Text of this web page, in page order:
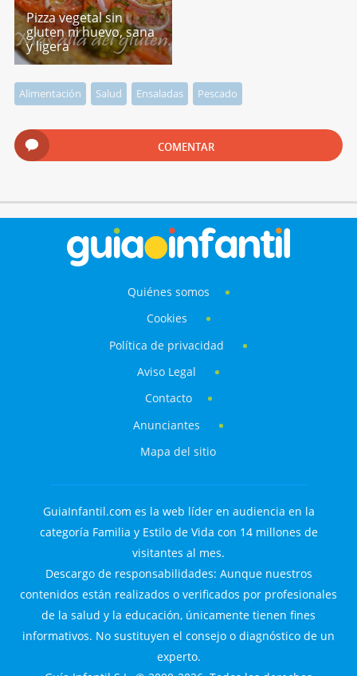
Pizza vegetal sin
gluten ni huevo, sana
y ligera
Alimentación Salud Ensaladas Pescado
COMENTAR
Quiénes somos
Cookies
Política de privacidad
Aviso Legal
Contacto
Anunciantes
Mapa del sitio
GuiaInfantil.com es la web líder en audiencia en la
categoría Familia y Estilo de Vida con 14 millones de
visitantes al mes.
Descargo de responsabilidades: Aunque nuestros
contenidos están realizados o verificados por profesionales
de la salud y la educación, únicamente tienen fines
informativos. No sustituyen el consejo o diagnóstico de un
experto.